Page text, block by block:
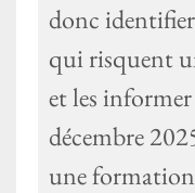
donc
qui risquent
et les
décembre
une